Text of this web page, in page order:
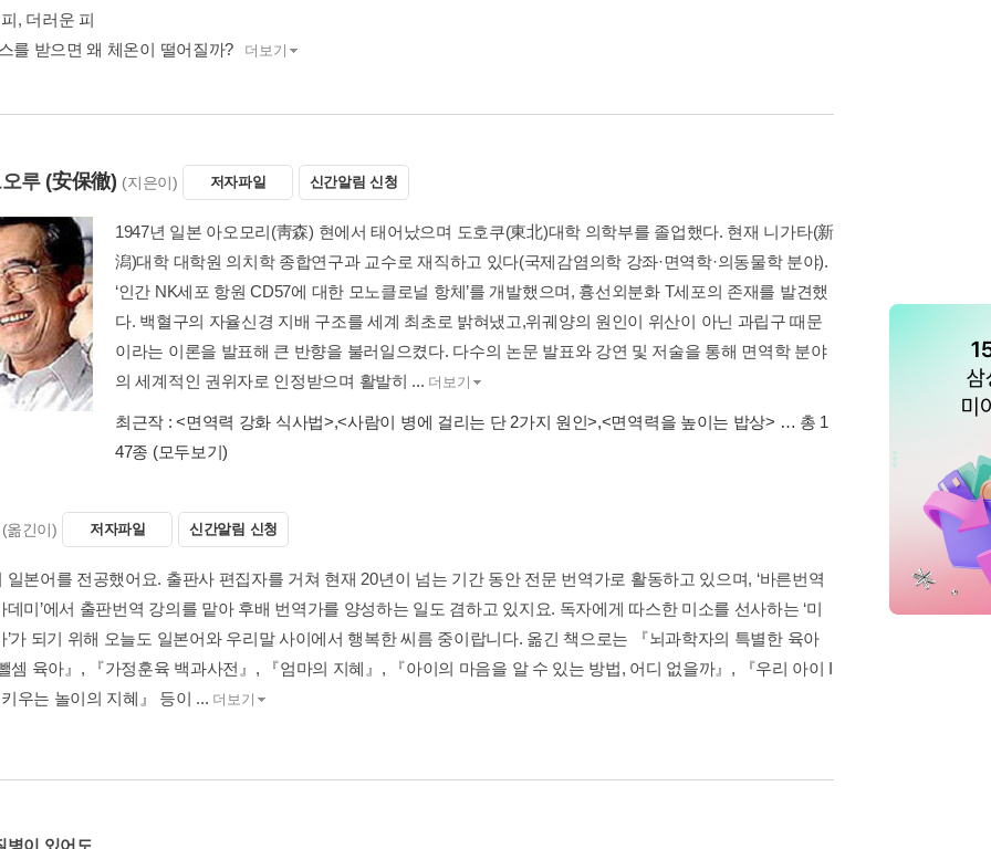
, 더러운 피
를 받으면 왜 체온이 떨어질까?
더보기
루(安保徹) (지은이) 저자파일 신간알림 신청
1947년 일본 아오모리(靑森) 현에서 태어났으며 도호쿠(東北)대학 의학부를 졸업했다. 현재 니가타(新
潟)대학 대학원 의치학 종합연구과 교수로 재직하고 있다(국제감염의학 강좌·면역학·의동물학 분야).
‘인간 NK세포 항원 CD57에 대한 모노클로널 항체’를 개발했으며, 흉선외분화 T세포의 존재를 발견했
다. 백혈구의 자율신경 지배 구조를 세계 최초로 밝혀냈고,위궤양의 원인이 위산이 아닌 과립구 때문
이라는 이론을 발표해 큰 반향을 불러일으켰다. 다수의 논문 발표와 강연 및 저술을 통해 면역학 분야
의 세계적인 권위자로 인정받으며 활발히 ... 더보기
최근작 :<면역력 강화 식사법>,<사람이 병에 걸리는 단 2가지 원인>,<면역력을 높이는 밥상> … 총 1
47종 (모두보기)
(옮긴이) 저자파일 신간알림 신청
일본어를 전공했어요. 출판사 편집자를 거쳐 현재 20년이 넘는 기간 동안 전문 번역가로 활동하고 있으며, ‘바른번역
데미’에서 출판번역 강의를 맡아 후배 번역가를 양성하는 일도 겸하고 있지요. 독자에게 따스한 미소를 선사하는 ‘미
’가 되기 위해 오늘도 일본어와 우리말 사이에서 행복한 씨름 중이랍니다. 옮긴 책으로는 『뇌과학자의 특별한 육아
셈 육아』, 『가정훈육 백과사전』, 『엄마의 지혜』, 『아이의 마음을 알 수 있는 방법, 어디 없을까』, 『우리 아이 I
우는 놀이의 지혜』 등이 ... 더보기
병이 있어도